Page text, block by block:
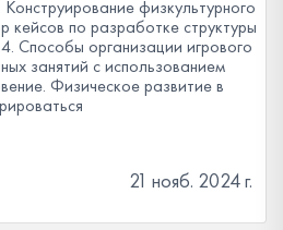
физкультурного
по разработке структуры
Способы организации игрового
занятий с использованием
Физическое развитие в
21 нояб. 2024 г.